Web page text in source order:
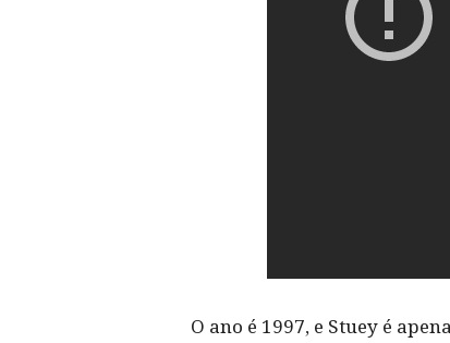
O ano é 1997, e Stuey é